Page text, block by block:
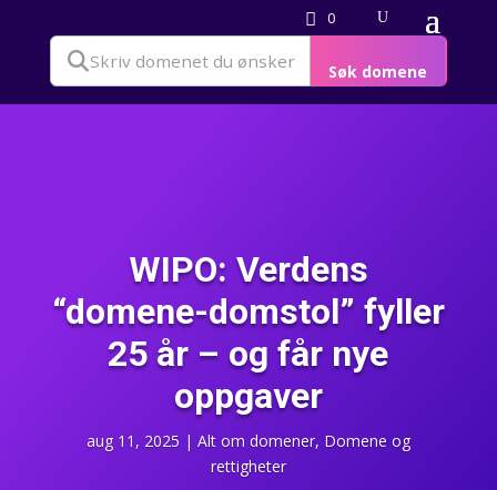
0
Søk domene
WIPO: Verdens
“domene-domstol” fyller
25 år – og får nye
oppgaver
aug 11, 2025 | Alt om domener, Domene og
rettigheter